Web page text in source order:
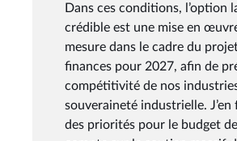
Dans ces conditions, l’option
crédible est une mise en
mesure dans le cadre du
finances pour 2027, afin de
compétitivité de nos
souveraineté industrielle. J’en
des priorités pour le budget